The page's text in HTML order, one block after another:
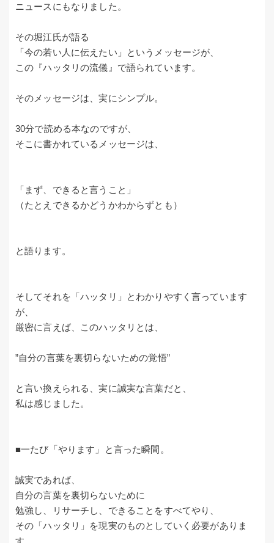
ニュースにもなりました。
その堀江氏が語る
「今の若い人に伝えたい」というメッセージが、
この『ハッタリの流儀』で語られています。
そのメッセージは、実にシンプル。
30分で読める本なのですが、
そこに書かれているメッセージは、
「まず、できると言うこと」
（たとえできるかどうかわからずとも）
と語ります。
そしてそれを「ハッタリ」とわかりやすく言っています
が、
厳密に言えば、このハッタリとは、
”自分の言葉を裏切らないための覚悟”
と言い換えられる、実に誠実な言葉だと、
私は感じました。
■一たび「やります」と言った瞬間。
誠実であれば、
自分の言葉を裏切らないために
勉強し、リサーチし、できることをすべてやり、
その「ハッタリ」を現実のものとしていく必要がありま
す。